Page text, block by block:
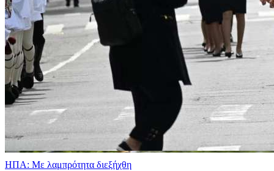
ΗΠΑ: Με λαμπρότητα διεξήχθη